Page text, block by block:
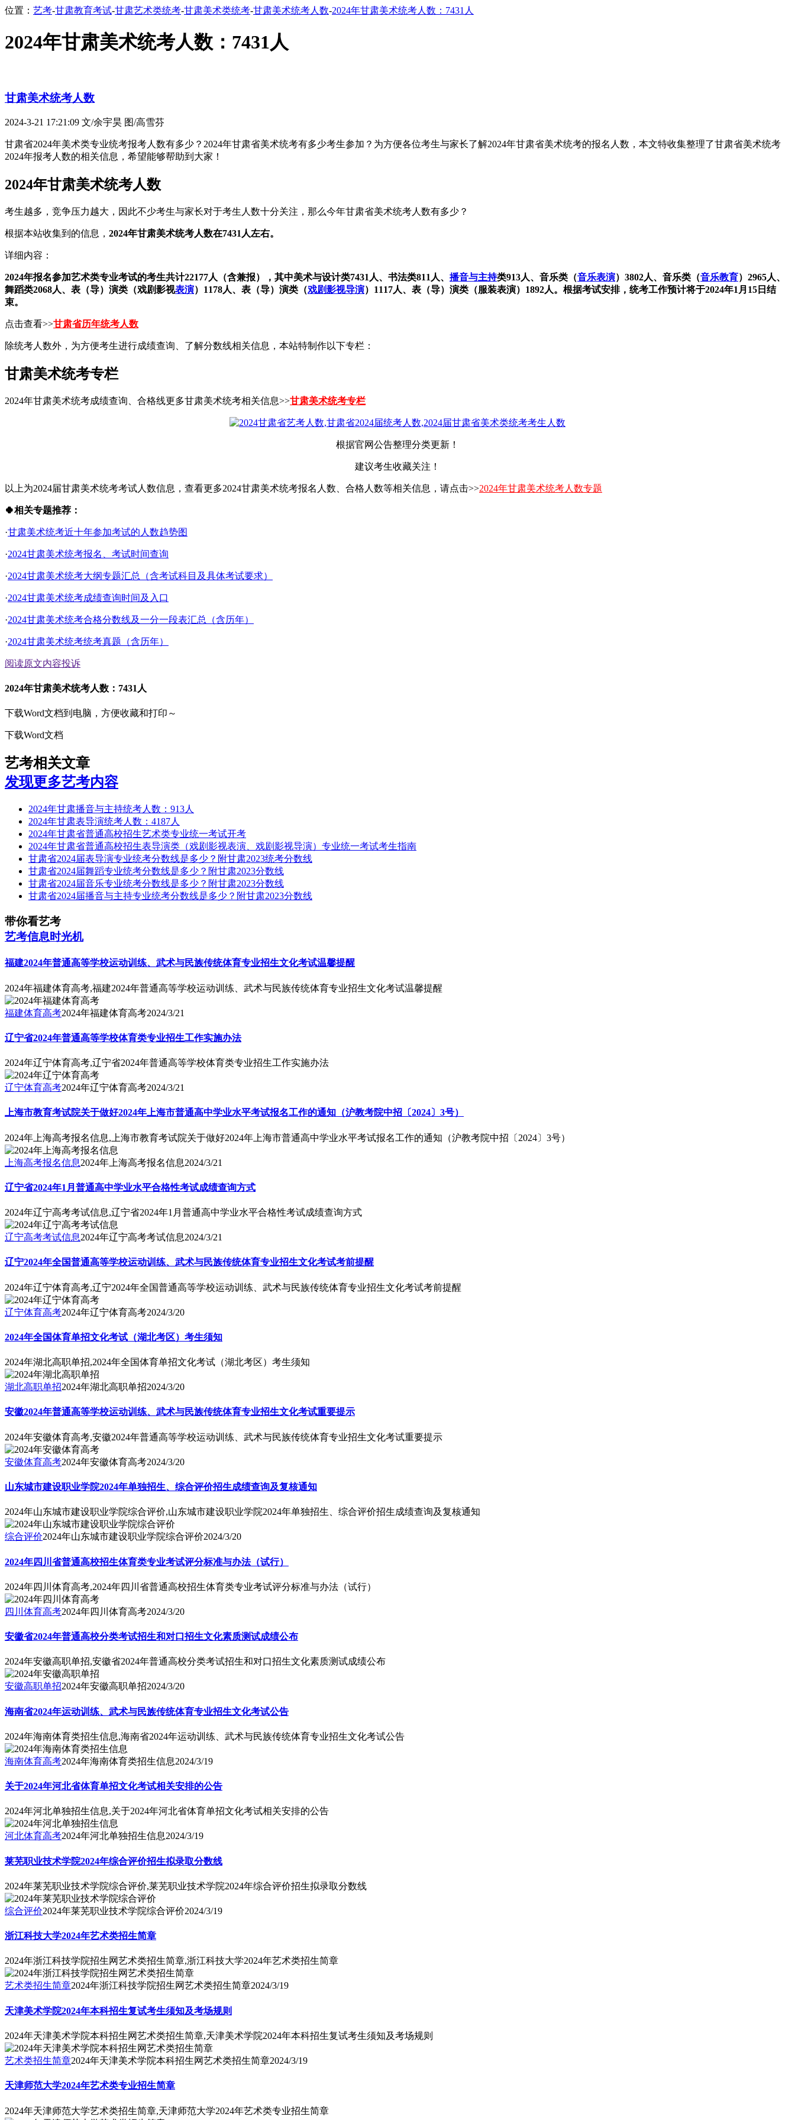
位置： 艺考-甘肃教育考试-甘肃艺术类统考-甘肃美术类统考-甘肃美术统考人数-2024年甘肃美术统考人数：7431人
2024年甘肃美术统考人数：7431人
甘肃美术统考人数
2024-3-21 17:21:09 文/余宇昊 图/高雪芬
甘肃省2024年美术类专业统考报考人数有多少？2024年甘肃省美术统考有多少考生参加？为方便各位考生与家长了解2024年甘肃省美术统考的报名人数，本文特收集整理了甘肃省美术统考
2024年报考人数的相关信息，希望能够帮助到大家！
2024年甘肃美术统考人数
考生越多，竞争压力越大，因此不少考生与家长对于考生人数十分关注，那么今年甘肃省美术统考人数有多少？
根据本站收集到的信息， 2024年甘肃美术统考人数在7431人左右。
详细内容：
2024年报名参加艺术类专业考试的考生共计22177人（含兼报），其中美术与设计类7431人、书法类811人、 播音与主持类913人、音乐类（音乐表演）3802人、音乐类（音乐教育）2965人、
舞蹈类2068人、表（导）演类（戏剧影视表演）1178人、表（导）演类（戏剧影视导演）1117人、表（导）演类（服装表演）1892人。根据考试安排，统考工作预计将于2024年1月15日结
束。
点击查看>>甘肃省历年统考人数
除统考人数外，为方便考生进行成绩查询、了解分数线相关信息，本站特制作以下专栏：
甘肃美术统考专栏
2024年甘肃美术统考成绩查询、合格线更多甘肃美术统考相关信息>>甘肃美术统考专栏
根据官网公告整理分类更新！
建议考生收藏关注！
以上为2024届甘肃美术统考考试人数信息，查看更多2024甘肃美术统考报名人数、合格人数等相关信息，请点击>>2024年甘肃美术统考人数专题
🍀相关专题推荐：
·甘肃美术统考近十年参加考试的人数趋势图
·2024甘肃美术统考报名、考试时间查询
·2024甘肃美术统考大纲专题汇总（含考试科目及具体考试要求）
·2024甘肃美术统考成绩查询时间及入口
·2024甘肃美术统考合格分数线及一分一段表汇总（含历年）
·2024甘肃美术统考统考真题（含历年）
阅读原文内容投诉
2024年甘肃美术统考人数：7431人
下载Word文档到电脑，方便收藏和打印～
下载Word文档
艺考相关文章
发现更多艺考内容
2024年甘肃播音与主持统考人数：913人
2024年甘肃表导演统考人数：4187人
2024年甘肃省普通高校招生艺术类专业统一考试开考
2024年甘肃省普通高校招生表导演类（戏剧影视表演、戏剧影视导演）专业统一考试考生指南
甘肃省2024届表导演专业统考分数线是多少？附甘肃2023统考分数线
甘肃省2024届舞蹈专业统考分数线是多少？附甘肃2023分数线
甘肃省2024届音乐专业统考分数线是多少？附甘肃2023分数线
甘肃省2024届播音与主持专业统考分数线是多少？附甘肃2023分数线
带你看艺考
艺考信息时光机
福建2024年普通高等学校运动训练、武术与民族传统体育专业招生文化考试温馨提醒
2024年福建体育高考,福建2024年普通高等学校运动训练、武术与民族传统体育专业招生文化考试温馨提醒
福建体育高考2024年福建体育高考2024/3/21
辽宁省2024年普通高等学校体育类专业招生工作实施办法
2024年辽宁体育高考,辽宁省2024年普通高等学校体育类专业招生工作实施办法
辽宁体育高考2024年辽宁体育高考2024/3/21
上海市教育考试院关于做好2024年上海市普通高中学业水平考试报名工作的通知（沪教考院中招〔2024〕3号）
2024年上海高考报名信息,上海市教育考试院关于做好2024年上海市普通高中学业水平考试报名工作的通知（沪教考院中招〔2024〕3号）
上海高考报名信息2024年上海高考报名信息2024/3/21
辽宁省2024年1月普通高中学业水平合格性考试成绩查询方式
2024年辽宁高考考试信息,辽宁省2024年1月普通高中学业水平合格性考试成绩查询方式
辽宁高考考试信息2024年辽宁高考考试信息2024/3/21
辽宁2024年全国普通高等学校运动训练、武术与民族传统体育专业招生文化考试考前提醒
2024年辽宁体育高考,辽宁2024年全国普通高等学校运动训练、武术与民族传统体育专业招生文化考试考前提醒
辽宁体育高考2024年辽宁体育高考2024/3/20
2024年全国体育单招文化考试（湖北考区）考生须知
2024年湖北高职单招,2024年全国体育单招文化考试（湖北考区）考生须知
湖北高职单招2024年湖北高职单招2024/3/20
安徽2024年普通高等学校运动训练、武术与民族传统体育专业招生文化考试重要提示
2024年安徽体育高考,安徽2024年普通高等学校运动训练、武术与民族传统体育专业招生文化考试重要提示
安徽体育高考2024年安徽体育高考2024/3/20
山东城市建设职业学院2024年单独招生、综合评价招生成绩查询及复核通知
2024年山东城市建设职业学院综合评价,山东城市建设职业学院2024年单独招生、综合评价招生成绩查询及复核通知
综合评价2024年山东城市建设职业学院综合评价2024/3/20
2024年四川省普通高校招生体育类专业考试评分标准与办法（试行）
2024年四川体育高考,2024年四川省普通高校招生体育类专业考试评分标准与办法（试行）
四川体育高考2024年四川体育高考2024/3/20
安徽省2024年普通高校分类考试招生和对口招生文化素质测试成绩公布
2024年安徽高职单招,安徽省2024年普通高校分类考试招生和对口招生文化素质测试成绩公布
安徽高职单招2024年安徽高职单招2024/3/20
海南省2024年运动训练、武术与民族传统体育专业招生文化考试公告
2024年海南体育类招生信息,海南省2024年运动训练、武术与民族传统体育专业招生文化考试公告
海南体育高考2024年海南体育类招生信息2024/3/19
关于2024年河北省体育单招文化考试相关安排的公告
2024年河北单独招生信息,关于2024年河北省体育单招文化考试相关安排的公告
河北体育高考2024年河北单独招生信息2024/3/19
莱芜职业技术学院2024年综合评价招生拟录取分数线
2024年莱芜职业技术学院综合评价,莱芜职业技术学院2024年综合评价招生拟录取分数线
综合评价2024年莱芜职业技术学院综合评价2024/3/19
浙江科技大学2024年艺术类招生简章
2024年浙江科技学院招生网艺术类招生简章,浙江科技大学2024年艺术类招生简章
艺术类招生简章2024年浙江科技学院招生网艺术类招生简章2024/3/19
天津美术学院2024年本科招生复试考生须知及考场规则
2024年天津美术学院本科招生网艺术类招生简章,天津美术学院2024年本科招生复试考生须知及考场规则
艺术类招生简章2024年天津美术学院本科招生网艺术类招生简章2024/3/19
天津师范大学2024年艺术类专业招生简章
2024年天津师范大学艺术类招生简章,天津师范大学2024年艺术类专业招生简章